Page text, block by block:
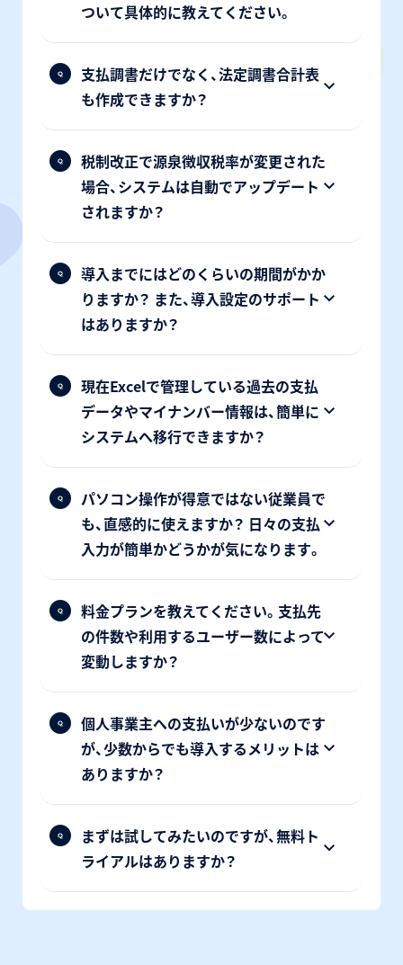
ついて具体的に教えてください。
支払調書だけでなく、法定調書合計表
も作成できますか？
税制改正で源泉徴収税率が変更された
場合、システムは自動でアップデート
されますか？
導入までにはどのくらいの期間がかか
りますか？ また、導入設定のサポート
はありますか？
現在Excelで管理している過去の支払
データやマイナンバー情報は、簡単に
システムへ移行できますか？
パソコン操作が得意ではない従業員で
も、直感的に使えますか？ 日々の支払
入力が簡単かどうかが気になります。
料金プランを教えてください。支払先
の件数や利用するユーザー数によって
変動しますか？
個人事業主への支払いが少ないのです
が、少数からでも導入するメリットは
ありますか？
まずは試してみたいのですが、無料ト
ライアルはありますか？